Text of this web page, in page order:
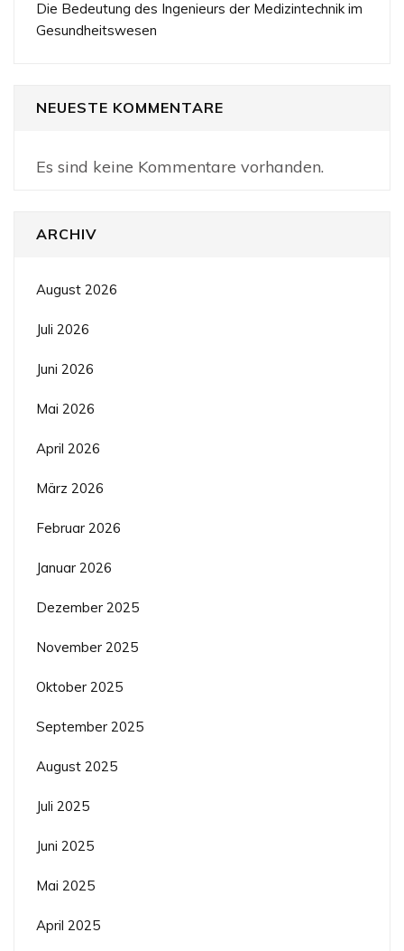
Die Bedeutung des Ingenieurs der Medizintechnik im
Gesundheitswesen
NEUESTE KOMMENTARE
Es sind keine Kommentare vorhanden.
ARCHIV
August 2026
Juli 2026
Juni 2026
Mai 2026
April 2026
März 2026
Februar 2026
Januar 2026
Dezember 2025
November 2025
Oktober 2025
September 2025
August 2025
Juli 2025
Juni 2025
Mai 2025
April 2025